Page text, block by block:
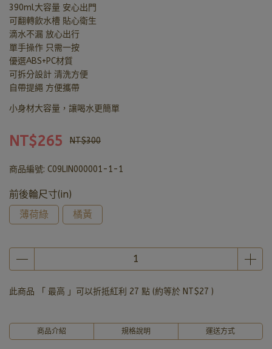
390ml大容量 安心出門
可翻轉飲水槽 貼心衛生
滴水不漏 放心出行
單手操作 只需一按
優選ABS+PC材質
可拆分設計 清洗方便
自帶提繩 方便攜帶
小身材大容量，讓喝水更簡單
NT$265 NT$300
商品編號: C09LIN000001-1-1
前後輪尺寸(in)
薄荷綠
橘黃
此商品 「 最高 」可以折抵紅利 27 點 (約等於 NT$27 )
商品介紹 規格說明 運送方式